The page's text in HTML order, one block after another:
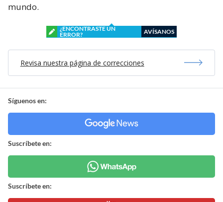
mundo.
¿ENCONTRASTE UN
ERROR?
AVÍSANOS
Revisa nuestra página de correcciones
Síguenos en:
Suscríbete en:
Suscríbete en: